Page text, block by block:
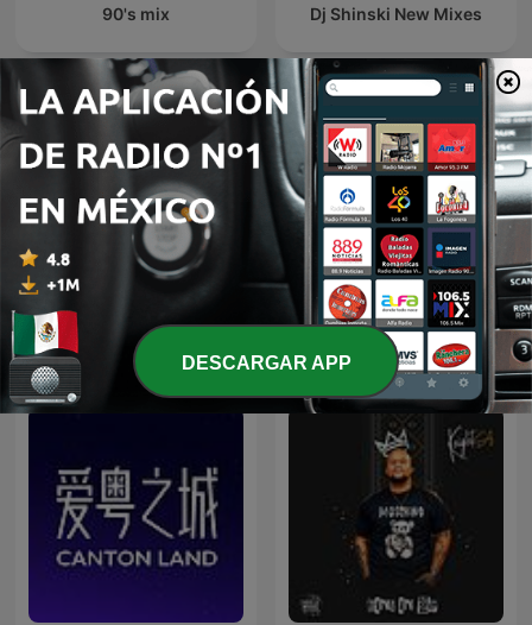
90's mix Dj Shinski New Mixes
Exclusive Remix
Sleep Meditation Music -
Relaxing Music for Sleep,
Meditation & Relaxation
DESCARGAR APP